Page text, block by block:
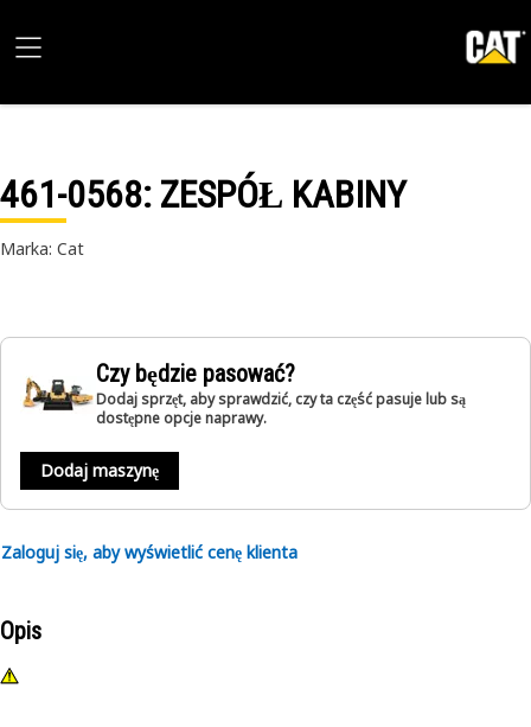
461-0568: ZESPÓŁ KABINY
Marka: Cat
Czy będzie pasować?
Dodaj sprzęt, aby sprawdzić, czy ta część pasuje lub są
dostępne opcje naprawy.
Dodaj maszynę
Zaloguj się, aby wyświetlić cenę klienta
Opis